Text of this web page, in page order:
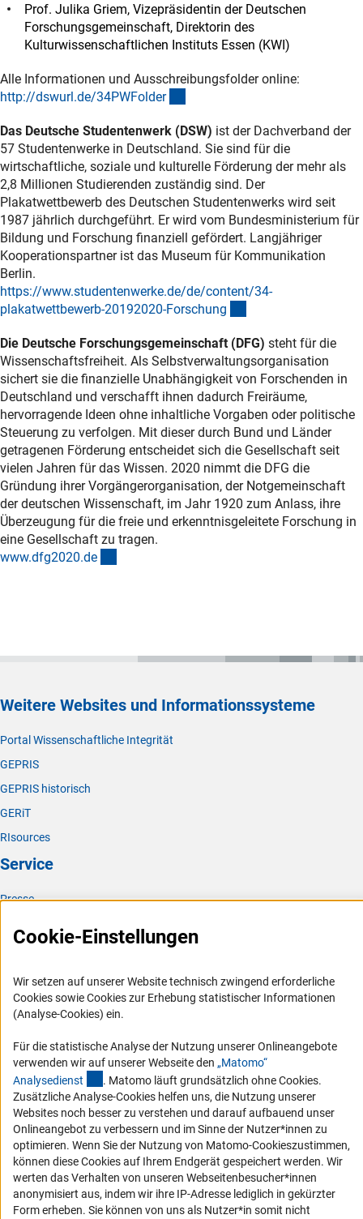
Prof. Julika Griem, Vizepräsidentin der Deutschen
Forschungsgemeinschaft, Direktorin des
Kulturwissenschaftlichen Instituts Essen (KWI)
Alle Informationen und Ausschreibungsfolder online:
http://dswurl.de/34PWFolder
Das Deutsche Studentenwerk (DSW) ist der Dachverband der
57 Studentenwerke in Deutschland. Sie sind für die
wirtschaftliche, soziale und kulturelle Förderung der mehr als
2,8 Millionen Studierenden zuständig sind. Der
Plakatwettbewerb des Deutschen Studentenwerks wird seit
1987 jährlich durchgeführt. Er wird vom Bundesministerium für
Bildung und Forschung finanziell gefördert. Langjähriger
Kooperationspartner ist das Museum für Kommunikation
Berlin.
https://www.studentenwerke.de/de/content/34-
plakatwettbewerb-20192020-Forschung
Die Deutsche Forschungsgemeinschaft (DFG) steht für die
Wissenschaftsfreiheit. Als Selbstverwaltungsorganisation
sichert sie die finanzielle Unabhängigkeit von Forschenden in
Deutschland und verschafft ihnen dadurch Freiräume,
hervorragende Ideen ohne inhaltliche Vorgaben oder politische
Steuerung zu verfolgen. Mit dieser durch Bund und Länder
getragenen Förderung entscheidet sich die Gesellschaft seit
vielen Jahren für das Wissen. 2020 nimmt die DFG die
Gründung ihrer Vorgängerorganisation, der Notgemeinschaft
der deutschen Wissenschaft, im Jahr 1920 zum Anlass, ihre
Überzeugung für die freie und erkenntnisgeleitete Forschung in
eine Gesellschaft zu tragen.
www.dfg2020.de
Weitere Websites und Informationssysteme
Portal Wissenschaftliche Integrität
GEPRIS
GEPRIS historisch
GERiT
RIsources
Service
Presse
Karriere
RSS-Feeds
Compliance
Vergabeverfahren
Barrierefreiheit
Service und Informationen für Menschen mit Behinderungen
Erklärung zur Barrierefreiheit
Barriere melden
DFG-aktuell
Cookie-Einstellungen
Wir setzen auf unserer Website technisch zwingend erforderliche
Cookies sowie Cookies zur Erhebung statistischer Informationen
(Analyse-Cookies) ein.
Für die statistische Analyse der Nutzung unserer Onlineangebote
verwenden wir auf unserer Webseite den „Matomo“
Analysedienst (externer Link)
. Matomo läuft grundsätzlich ohne Cookies.
Zusätzliche Analyse-Cookies helfen uns, die Nutzung unserer
Websites noch besser zu verstehen und darauf aufbauend unser
Onlineangebot zu verbessern und im Sinne der Nutzer*innen zu
optimieren. Wenn Sie der Nutzung von Matomo-Cookieszustimmen,
können diese Cookies auf Ihrem Endgerät gespeichert werden. Wir
werten das Verhalten von unseren Webseitenbesucher*innen
anonymisiert aus, indem wir ihre IP-Adresse lediglich in gekürzter
Form erheben. Sie können von uns als Nutzer*in somit nicht